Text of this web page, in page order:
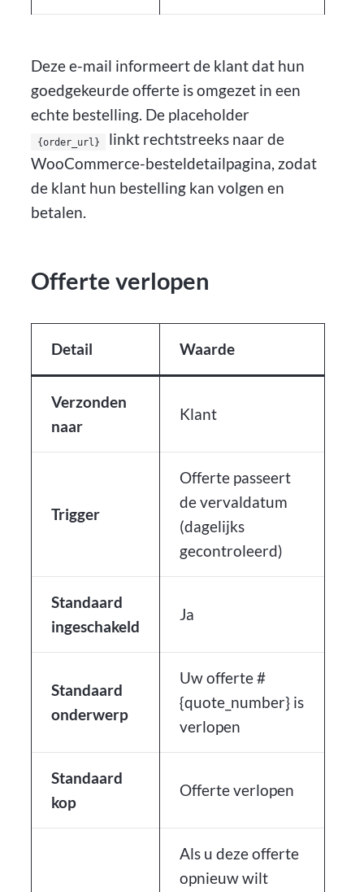
Deze e-mail informeert de klant dat hun
goedgekeurde offerte is omgezet in een
echte bestelling. De placeholder
{order_url}
linkt rechtstreeks naar de
WooCommerce-besteldetailpagina, zodat
de klant hun bestelling kan volgen en
betalen.
Offerte verlopen
Detail Waarde
Verzonden
naar
Klant
Trigger
Offerte passeert
de vervaldatum
(dagelijks
gecontroleerd)
Standaard
ingeschakeld
Ja
Standaard
onderwerp
Uw offerte #
{quote_number} is
verlopen
Standaard
kop
Offerte verlopen
Als u deze offerte
opnieuw wilt